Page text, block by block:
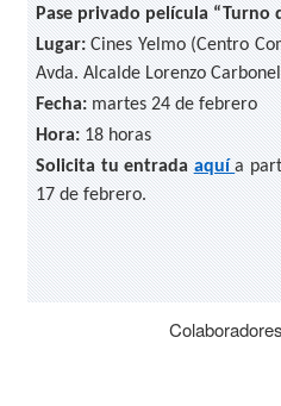
Pase privado película “Turno
Lugar: Cines Yelmo (Centro
Avda. Alcalde Lorenzo
Fecha: martes 24 de febrero
Hora: 18 horas
Solicita tu entrada aquía
17 de febrero.